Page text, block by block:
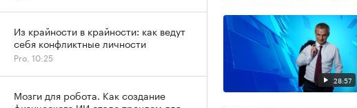
28:57
Из крайности в крайности: как ведут
себя конфликтные личности
Pro, 10:25
Мозги для робота. Как создание